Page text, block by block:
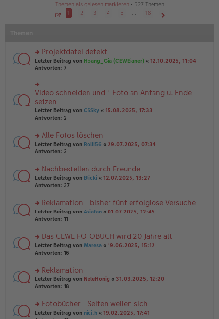
Themen als gelesen markieren• 527 Themen
v
o
n
1
1 2 3 4 5 …
18
rs
te
u
n
g
el
es
e
er
B
ei
tr
g
Projektdatei defekt
Letzter Beitrag von Hoang_Gia (CEWEianer) « 12.10.2025, 11:04
Antworten: 7
rs
te
r
u
n
el
es
e
B
ei
tr
g
Video schneiden und 1 Foto an Anfang u. Ende
setzen
Letzter Beitrag von CSSky « 15.08.2025, 17:33
Antworten: 2
rs
te
n
g
el
e
n
er
tr
a
g
Alle Fotos löschen
Letzter Beitrag von Rolli56 « 29.07.2025, 07:34
Antworten: 2
rs
te
n
g
el
e
n
er
tr
a
g
Nachbestellen durch Freunde
Letzter Beitrag von Blicki « 12.07.2025, 13:27
Antworten: 37
rs
te
n
g
el
e
n
er
tr
a
Reklamation - bisher fünf erfolglose Versuche
Letzter Beitrag von Asiafan « 01.07.2025, 12:45
Antworten: 11
rs
te
n
g
el
e
n
Das CEWE FOTOBUCH wird 20 Jahre alt
Letzter Beitrag von Maresa « 19.06.2025, 15:12
Antworten: 16
rs
te
n
g
Reklamation
Letzter Beitrag von NeleHonig « 31.03.2025, 12:20
Antworten: 18
rs
Fotobücher - Seiten wellen sich
Letzter Beitrag von nici.h « 19.02.2025, 17:41